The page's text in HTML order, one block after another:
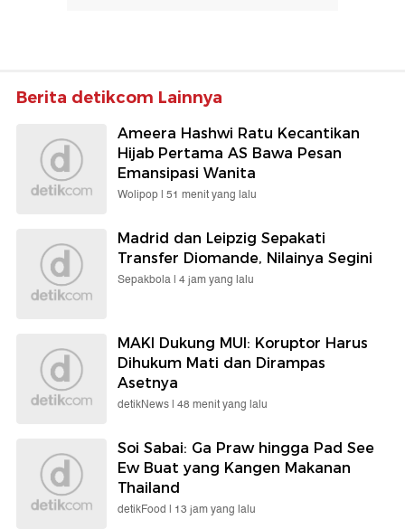
Berita detikcom Lainnya
Ameera Hashwi Ratu Kecantikan
Hijab Pertama AS Bawa Pesan
Emansipasi Wanita
Wolipop | 51 menit yang lalu
Madrid dan Leipzig Sepakati
Transfer Diomande, Nilainya Segini
Sepakbola | 4 jam yang lalu
MAKI Dukung MUI: Koruptor Harus
Dihukum Mati dan Dirampas
Asetnya
detikNews | 48 menit yang lalu
Soi Sabai: Ga Praw hingga Pad See
Ew Buat yang Kangen Makanan
Thailand
detikFood | 13 jam yang lalu